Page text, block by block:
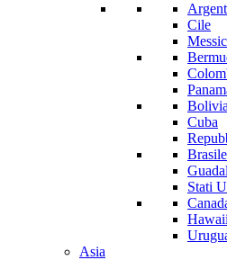
Cile
Bolivia
Cuba
Brasile
Stati
Hawaii
Asia